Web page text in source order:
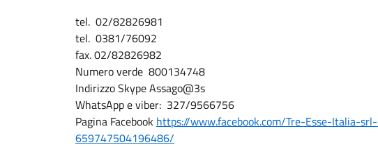
tel. 02/82826981
tel. 0381/76092
fax. 02/82826982
Numero verde 800134748
Indirizzo Skype Assago@3s
WhatsApp e viber: 327/9566756
Pagina Facebook https://www.facebook.com/Tre-Esse-Italia-
659747504196486/